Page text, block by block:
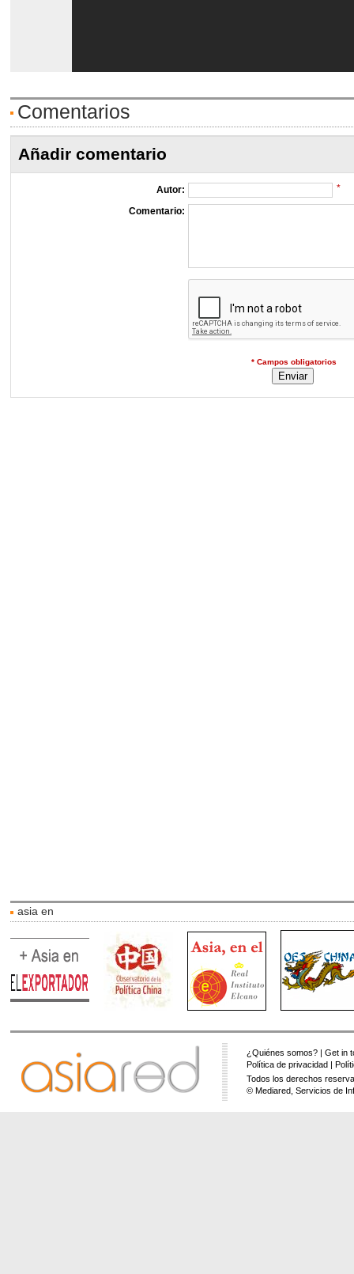
Comentarios
Añadir comentario
Autor: *
Comentario:
* Campos obligatorios
asia en
¿Quiénes somos? |Get in
Política de privacidad |
Todos los derechos
© Mediared, Servicios de